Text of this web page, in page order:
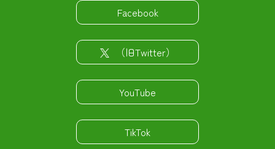
Facebook
（旧Twitter）
YouTube
TikTok